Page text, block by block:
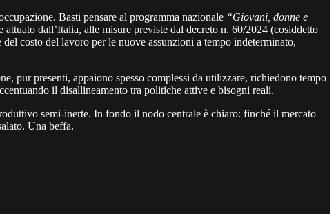
Basti pensare al programma nazionale “Giovani, donne e
dall’Italia, alle misure previste dal decreto n. 60/2024 (cosiddetto
costo del lavoro per le nuove assunzioni a tempo indeterminato,
pur presenti, appaiono spesso complessi da utilizzare, richiedono tempo
il disallineamento tra politiche attive e bisogni reali.
semi-inerte. In fondo il nodo centrale è chiaro: finché il mercato
Una beffa.